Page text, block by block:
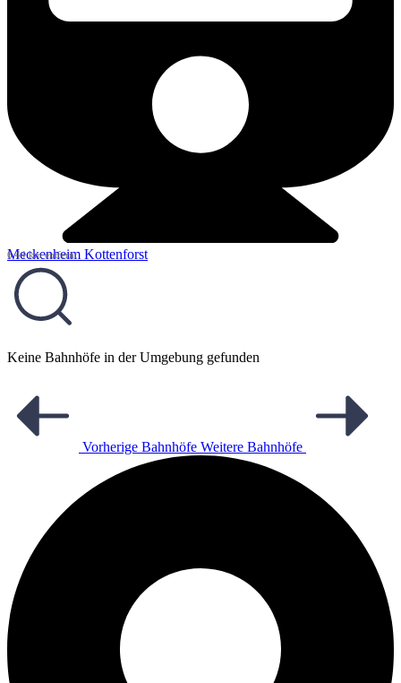
Meckenheim Kottenforst
6,44 km entfernt
Keine Bahnhöfe in der Umgebung gefunden
Vorherige Bahnhöfe Weitere Bahnhöfe